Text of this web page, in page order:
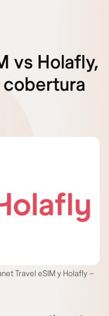
vs Holafly,
Travel eSIM y Holafly –